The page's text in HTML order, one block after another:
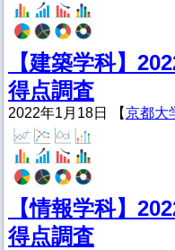
【建築学科】
得点調査
2022年1月18日 【京都大
【情報学科】
得点調査